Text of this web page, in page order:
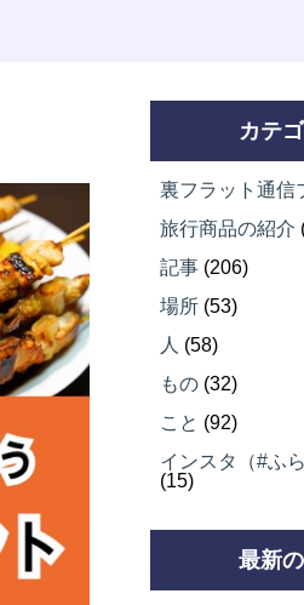
カテ
裏フラット通信
旅行商品の紹介
記事 (206)
場所 (53)
人 (58)
もの (32)
こと (92)
インスタ（#ふ
(15)
最新